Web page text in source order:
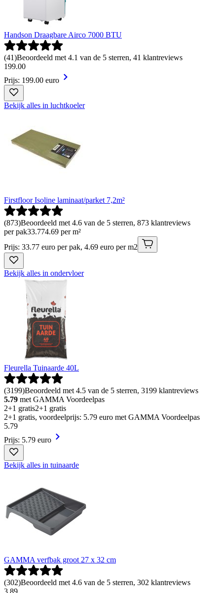
Handson Draagbare Airco 7000 BTU
(41)Beoordeeld met 4.1 van de 5 sterren, 41 klantreviews
199.00
Prijs: 199.00 euro
Bekijk alles in luchtkoeler
Firstfloor Isoline laminaat/parket 7,2m²
(873)Beoordeeld met 4.6 van de 5 sterren, 873 klantreviews
per pak33.774.69 per m²
Prijs: 33.77 euro per pak, 4.69 euro per m2
Bekijk alles in ondervloer
Fleurella Tuinaarde 40L
(3199)Beoordeeld met 4.5 van de 5 sterren, 3199 klantreviews
5.79 met GAMMA Voordeelpas
2+1 gratis2+1 gratis
2+1 gratis, voordeelprijs: 5.79 euro met GAMMA Voordeelpas
5.79
Prijs: 5.79 euro
Bekijk alles in tuinaarde
GAMMA verfbak groot 27 x 32 cm
(302)Beoordeeld met 4.6 van de 5 sterren, 302 klantreviews
3 89